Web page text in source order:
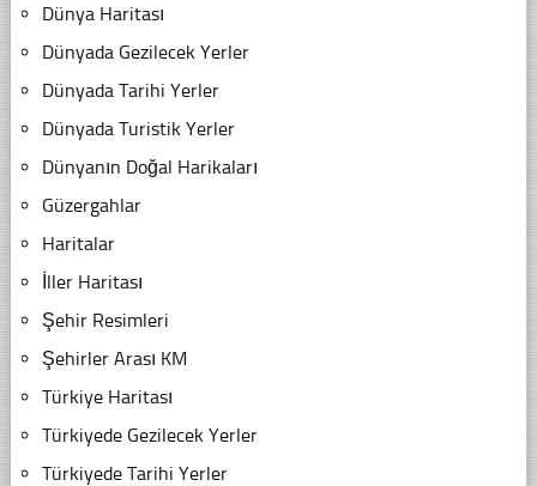
Dünya Haritası
Dünyada Gezilecek Yerler
Dünyada Tarihi Yerler
Dünyada Turistik Yerler
Dünyanın Doğal Harikaları
Güzergahlar
Haritalar
İller Haritası
Şehir Resimleri
Şehirler Arası KM
Türkiye Haritası
Türkiyede Gezilecek Yerler
Türkiyede Tarihi Yerler